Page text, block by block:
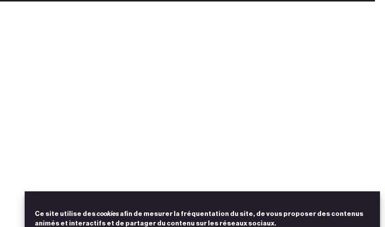
Ce site utilise descookies afin de mesurer la fréquentation du site, de vous proposer des contenus
animés et interactifs et de partager du contenu sur les réseaux sociaux.